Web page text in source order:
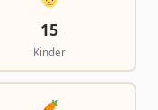
15
Kinder